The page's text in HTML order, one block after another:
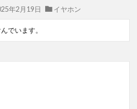
年2月19日 イヤホン
でいます。